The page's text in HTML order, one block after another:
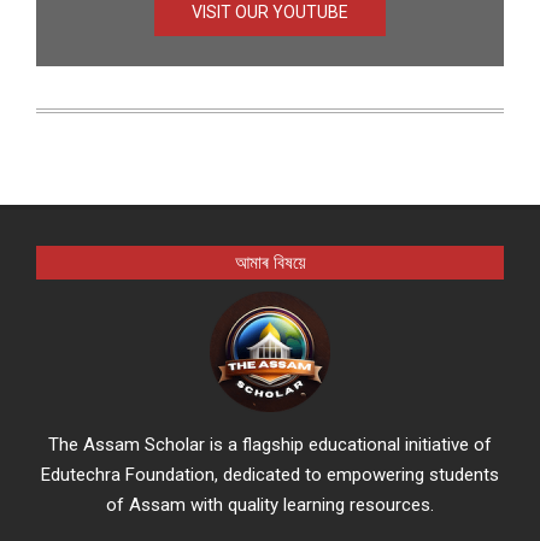
VISIT OUR YOUTUBE
আমাৰ বিষয়ে
The Assam Scholar is a flagship educational initiative of
Edutechra Foundation, dedicated to empowering students
of Assam with quality learning resources.